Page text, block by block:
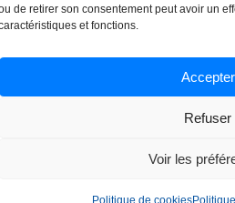
de retirer son consentement peut avoir un
et fonctions.
Accepter
Refuser
Voir les
Politique de cookies